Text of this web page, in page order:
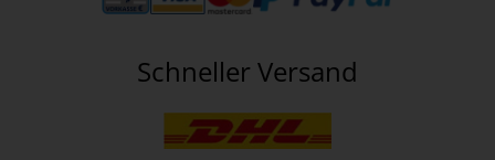
Schneller Versand